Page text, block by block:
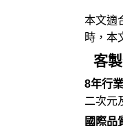
本文適
時，本
客
8年行
二次元
國際品